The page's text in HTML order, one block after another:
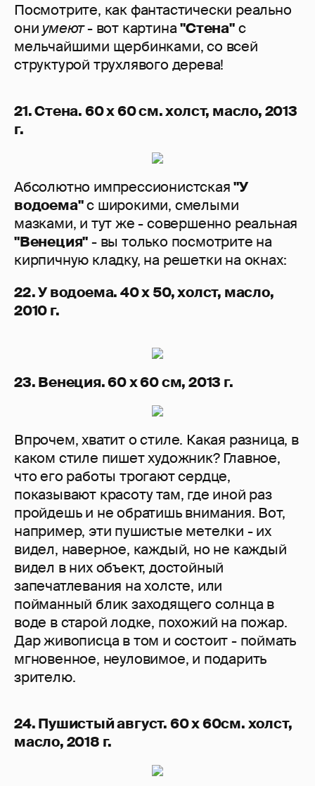
Посмотрите, как фантастически реально
они умеют- вот картина"Стена"с
мельчайшими щербинками, со всей
структурой трухлявого дерева!
21. Стена. 60 х 60 см. холст, масло, 2013
г.
Абсолютно импрессионистская"У
водоема"с широкими, смелыми
мазками, и тут же - совершенно реальная
"Венеция"- вы только посмотрите на
кирпичную кладку, на решетки на окнах:
22. У водоема. 40 х 50, холст, масло,
2010 г.
23. Венеция. 60 х 60 см, 2013 г.
Впрочем, хватит о стиле. Какая разница, в
каком стиле пишет художник? Главное,
что его работы трогают сердце,
показывают красоту там, где иной раз
пройдешь и не обратишь внимания. Вот,
например, эти пушистые метелки - их
видел, наверное, каждый, но не каждый
видел в них объект, достойный
запечатлевания на холсте, или
пойманный блик заходящего солнца в
воде в старой лодке, похожий на пожар.
Дар живописца в том и состоит - поймать
мгновенное, неуловимое, и подарить
зрителю.
24. Пушистый август. 60 х 60см. холст,
масло, 2018 г.